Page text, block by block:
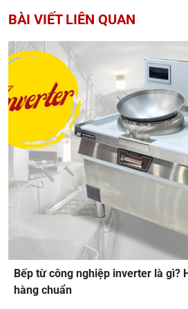
BÀI VIẾT LIÊN QUAN
Bếp từ công nghiệp inverter là gì?
hàng chuẩn